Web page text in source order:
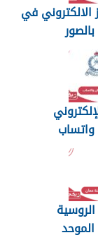
الالكتروني في